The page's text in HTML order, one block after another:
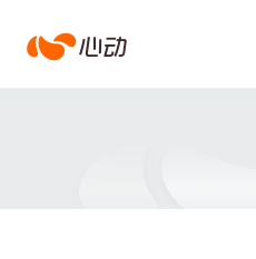
爱搜索结果